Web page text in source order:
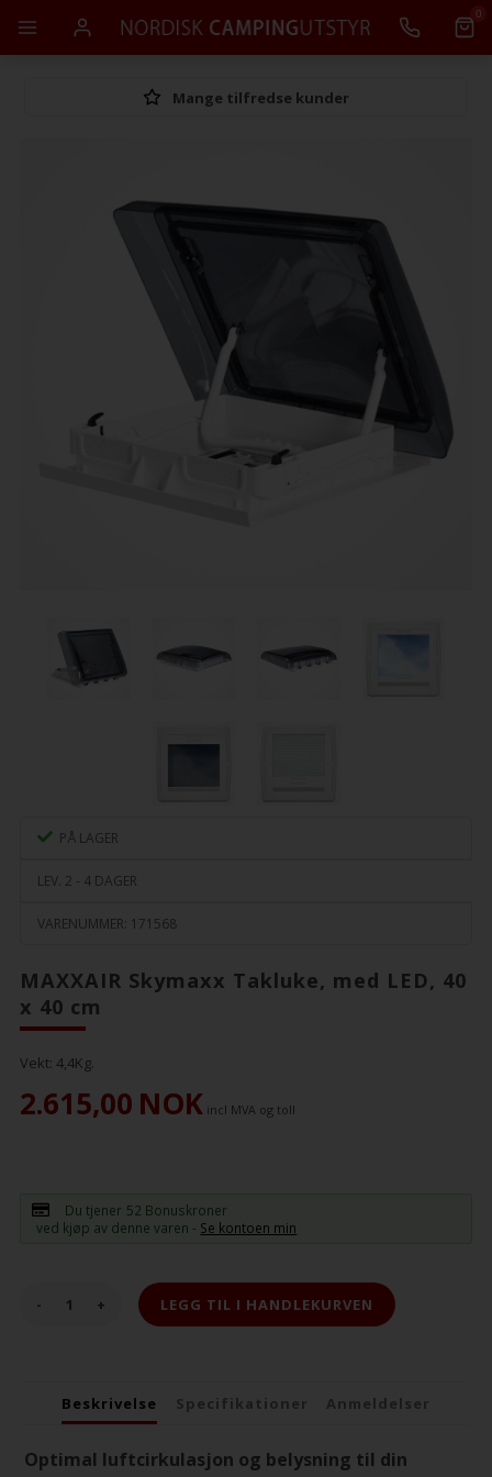
0
Mange tilfredse kunder
PÅ LAGER
LEV. 2 - 4 DAGER
VARENUMMER: 171568
MAXXAIR Skymaxx Takluke, med LED, 40
x 40 cm
Vekt: 4,4Kg.
2.615,00 NOK incl MVA og toll
Du tjener 52 Bonuskroner
ved kjøp av denne varen - Se kontoen min
- +
Beskrivelse Specifikationer Anmeldelser
Optimal luftcirkulasjon og belysning til din